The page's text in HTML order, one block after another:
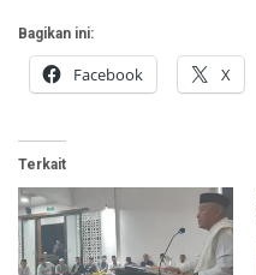
Bagikan ini:
Facebook X
Terkait